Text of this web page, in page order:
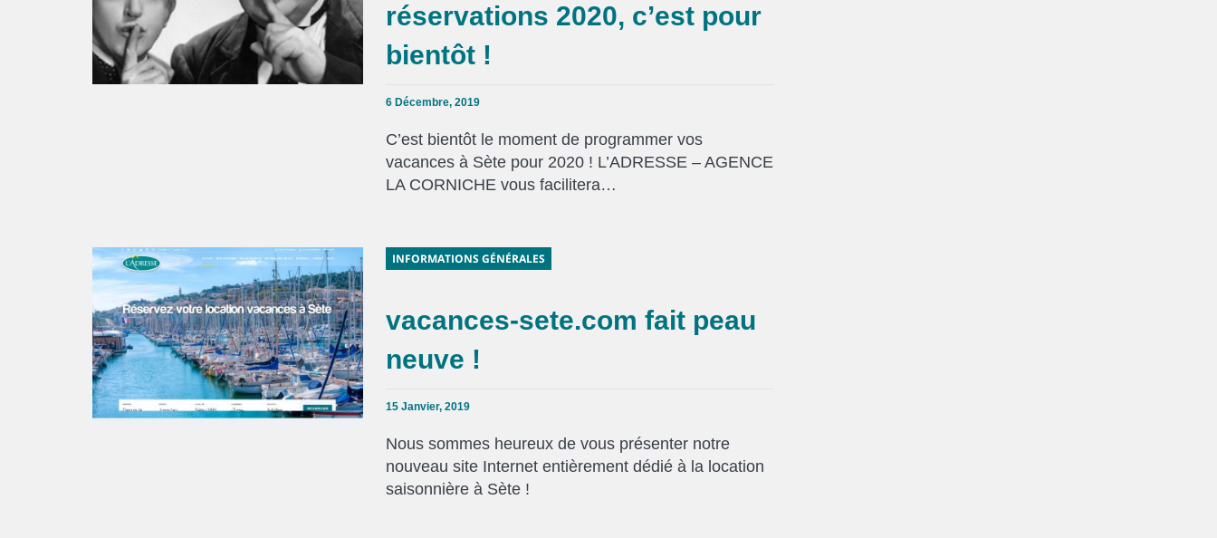
réservations 2020, c’est pour
bientôt !
6 Décembre, 2019
C’est bientôt le moment de programmer vos
vacances à Sète pour 2020 ! L’ADRESSE – AGENCE
LA CORNICHE vous facilitera…
INFORMATIONS GÉNÉRALES
vacances-sete.com fait peau
neuve !
15 Janvier, 2019
Nous sommes heureux de vous présenter notre
nouveau site Internet entièrement dédié à la location
saisonnière à Sète !